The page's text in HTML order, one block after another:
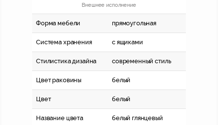
Внешнее исполнение
Форма мебели прямоугольная
Система хранения с ящиками
Стилистика дизайна современный стиль
Цвет раковины белый
Цвет белый
Название цвета белый глянцевый